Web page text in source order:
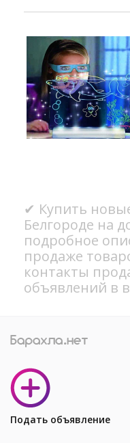
✔ Купить
Белгороде на
подробное
продаже
контакты
объявлений в
Подать объявление